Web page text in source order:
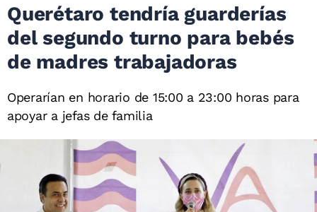
Querétaro tendría guarderías
del segundo turno para bebés
de madres trabajadoras
Operarían en horario de 15:00 a 23:00 horas para
apoyar a jefas de familia